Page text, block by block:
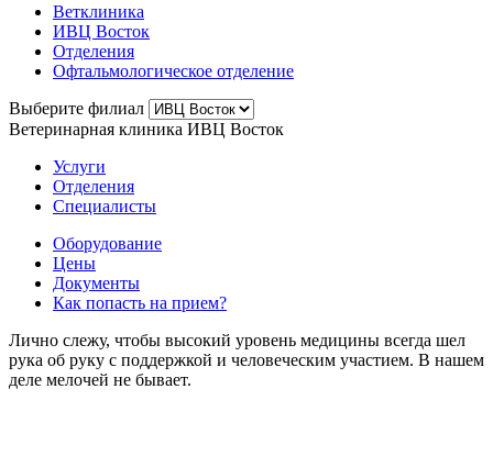
Ветклиника
ИВЦ Восток
Отделения
Офтальмологическое отделение
Выберите филиал
Ветеринарная клиника ИВЦ Восток
Услуги
Отделения
Специалисты
Оборудование
Цены
Документы
Как попасть на прием?
Лично слежу, чтобы высокий уровень медицины всегда шел
рука об руку с поддержкой и человеческим участием. В нашем
деле мелочей не бывает.